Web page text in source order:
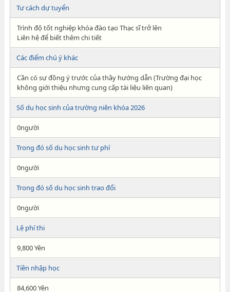
Tư cách dự tuyển
Trình độ tốt nghiệp khóa đào tạo Thạc sĩ trở lên
Liên hệ để biết thêm chi tiết
Các điểm chú ý khác
Cần có sự đồng ý trước của thầy hướng dẫn (Trường đại học
không giới thiệu nhưng cung cấp tài liệu liên quan)
Số du học sinh của trường niên khóa 2026
0người
Trong đó số du học sinh tư phí
0người
Trong đó số du học sinh trao đổi
0người
Lệ phí thi
9,800 Yên
Tiền nhập học
84,600 Yên